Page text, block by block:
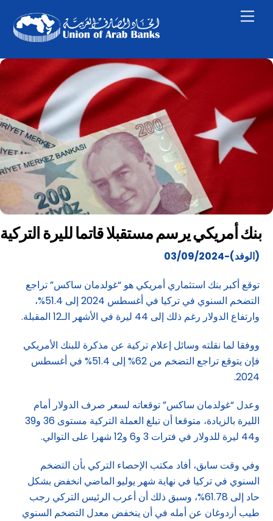
content
بنك أمريكي يرسم مستقبلا قاتما لليرة التركية
(الوفد)-03/09/2024
توقع أكبر بنك استثماري أمريكي هو “غولدمان ساكس” تراجع
التضخم السنوي في تركيا في أغسطس 2024 إلى 51.4%،
وارتفاع الدولار رغم ذلك إلى 44 ليرة في الأشهر الـ12 المقبلة.
ووفقا لما نقلته وسائل إعلام تركية عن مذكرة للبنك الأمريكي
فإن يتوقع تراجع التضخم من 62% إلى 51.4% في أغسطس
2024.
وعدل “غولدمان ساكس” توقعاته لسعر صرف الدولار أمام
الليرة بالزيادة، متوقعا أن تبلغ العملة التركية مستوى 36 و39
و44 ليرة للدولار في فترات 3 و6 و12 شهرا على التوالي.
وفي وقت سابق، أفاد مكتب الإحصاء التركي بأن التضخم
السنوي في تركيا في نهاية شهر يوليو الماضي انخفض بشكل
حاد إلى 61.78%، وسبق ذلك أن أعرب الرئيس التركي رجب
طيب أردوغان عن أمله في أن ينخفض ​​معدل التضخم السنوي